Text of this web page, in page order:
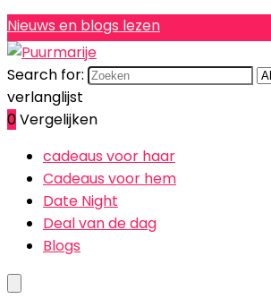
Nieuws en blogs lezen
Search for:
verlanglijst
0Vergelijken
cadeaus voor haar
Cadeaus voor hem
Date Night
Deal van de dag
Blogs